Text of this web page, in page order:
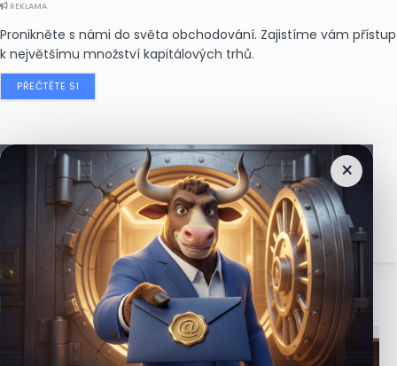
REKLAMA
Pronikněte s námi do světa obchodování. Zajistíme vám přístup
k největšímu množství kapitálových trhů.
PŘEČTĚTE SI
×
Nejčtenějšízprávy